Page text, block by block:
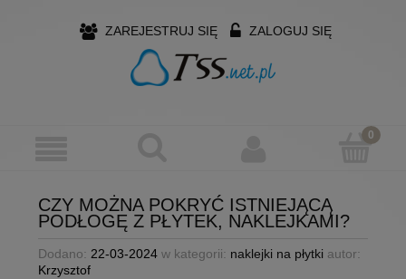
ZAREJESTRUJ SIĘ ZALOGUJ SIĘ
CZY MOŻNA POKRYĆ ISTNIEJĄCĄ
PODŁOGĘ Z PŁYTEK, NAKLEJKAMI?
Dodano: 22-03-2024 w kategorii: naklejki na płytki autor:
Krzysztof